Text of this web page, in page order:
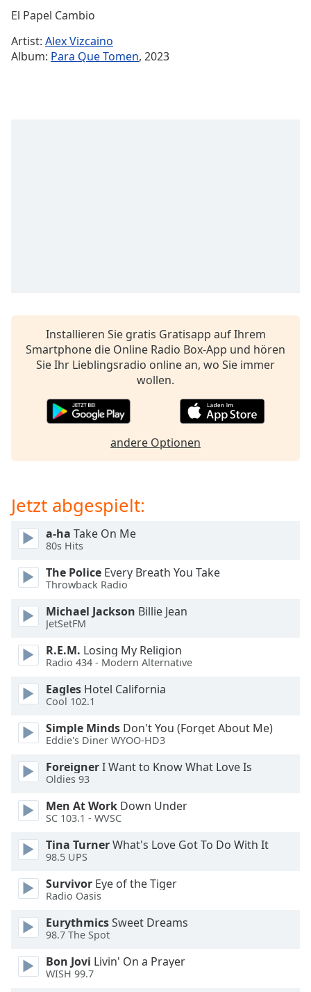
Remaining
subtitles
settings
dialog
selected
Picture
Fullscreen
This
modal
window.
Beginning
dialog
window.
Escape
close
window.
Color
Opacity
Background
Color
Opacity
El Papel Cambio
Artist: Alex Vizcaino
Album: Para Que Tomen, 2023
Installieren Sie gratis Gratisapp auf Ihrem
Smartphone die Online Radio Box-App und hören
Sie Ihr Lieblingsradio online an, wo Sie immer
wollen.
andere Optionen
Jetzt abgespielt:
a-ha Take On Me
80s Hits
The Police Every Breath You Take
Throwback Radio
Michael Jackson Billie Jean
JetSetFM
R.E.M. Losing My Religion
Radio 434 - Modern Alternative
Eagles Hotel California
Cool 102.1
Simple Minds Don't You (Forget About Me)
Eddie's Diner WYOO-HD3
ForeignerI Want to Know What Love Is
Oldies 93
Men At Work Down Under
SC 103.1 - WVSC
Tina TurnerWhat's Love Got To Do With It
98.5 UPS
Survivor Eye of the Tiger
Radio Oasis
EurythmicsSweet Dreams
98.7 The Spot
Bon Jovi Livin' On a Prayer
WISH 99.7